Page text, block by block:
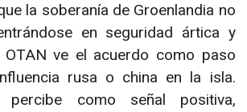
la soberanía de Groenlandia no
en seguridad ártica y
OTAN ve el acuerdo como paso
rusa o china en la isla.
percibe como señal positiva,